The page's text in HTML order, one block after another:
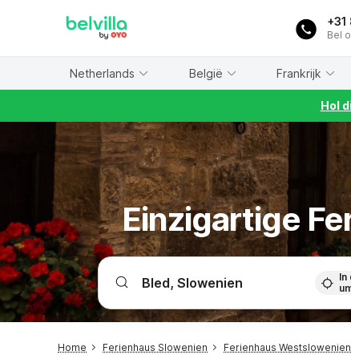
Bel
Netherlands België Frankrijk
Hol
Einzigartige
In
Home Ferienhaus Slowenien Ferienhaus